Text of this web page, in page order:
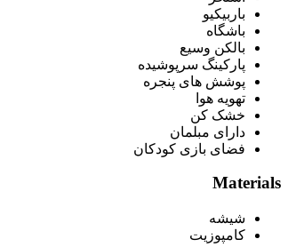
باربیکیو
باشگاه
بالکن وسیع
پارکینگ سرپوشیده
پوشش های پنجره
تهویه هوا
خشک کن
دارای مبلمان
فضای بازی کودکان
Materials
شیشه
کامپوزیت